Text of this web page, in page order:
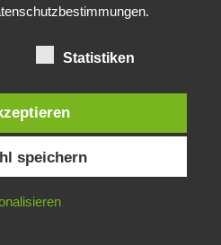
Durch die weitere Nutzung dieser
von Cookies zu.
Statistiken
speichern